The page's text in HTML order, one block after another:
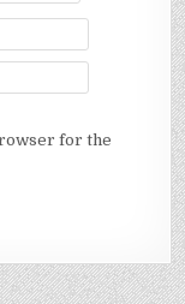
for the